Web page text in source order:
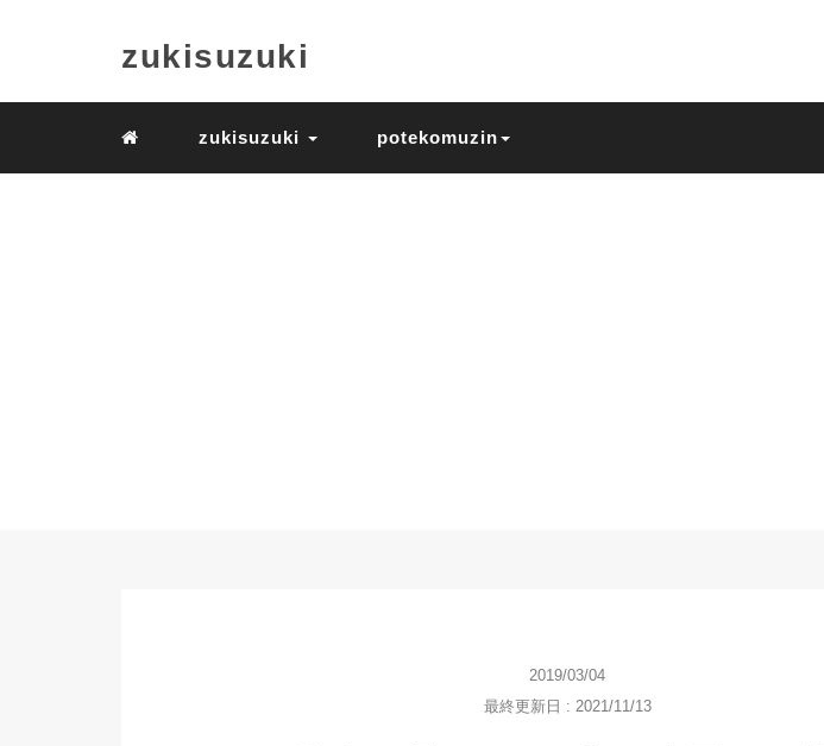
zukisuzuki
zukisuzuki potekomuzin
2019/03/04
最終更新日 : 2021/11/13